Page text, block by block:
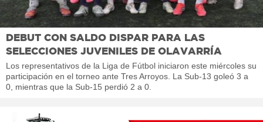
DEBUT CON SALDO DISPAR PARA LAS
SELECCIONES JUVENILES DE OLAVARRÍA
Los representativos de la Liga de Fútbol iniciaron este miércoles su
participación en el torneo ante Tres Arroyos. La Sub-13 goleó 3 a
0, mientras que la Sub-15 perdió 2 a 0.